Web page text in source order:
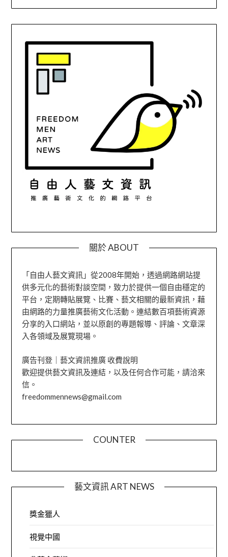
關於 ABOUT
「自由人藝文資訊」從2008年開始，透過網路網站提
供多元化的藝術對談空間，致力於提供一個自由穩定的
平台，定期轉貼展覽、比賽、藝文相關的最新資訊，藉
由網路的力量推廣藝術文化活動。連結數百項藝術資源
分享的入口網站，並以原創的專題報導、評論、文章深
入各領域及展覽現場。
廣告刊登｜藝文資訊推廣 收費說明
歡迎提供藝文資訊及連結，以及任何合作可能，請洽來
信。
freedommennews@gmail.com
COUNTER
藝文資訊 ART NEWS
獎金獵人
視覺中國